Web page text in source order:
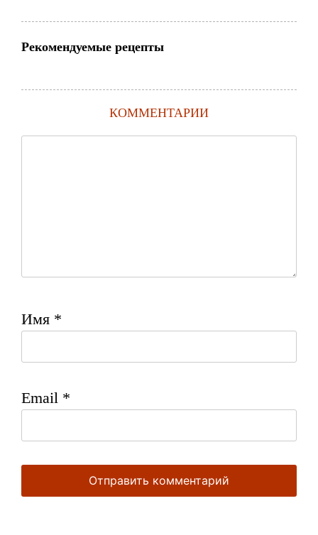
Рекомендуемые рецепты
КОММЕНТАРИИ
Имя *
Email *